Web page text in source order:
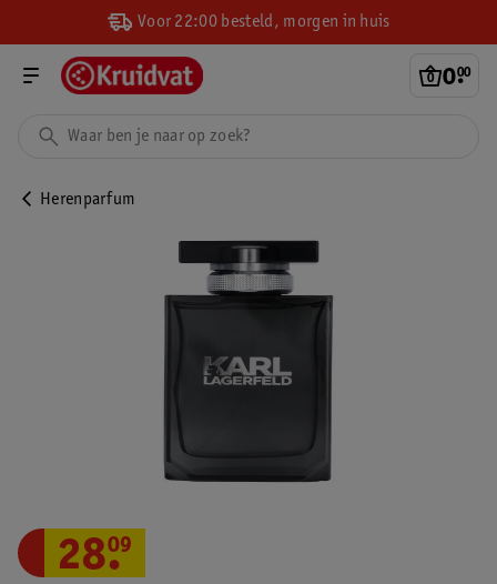
Voor 22:00 besteld, morgen in huis
0.
00
Herenparfum
28.
09